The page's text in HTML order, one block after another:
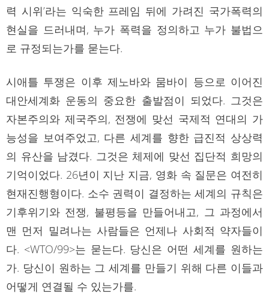
력 시위’라는 익숙한 프레임 뒤에 가려진 국가폭력의
현실을 드러내며, 누가 폭력을 정의하고 누가 불법으
로 규정되는가를 묻는다.
시애틀 투쟁은 이후 제노바와 뭄바이 등으로 이어진
대안세계화 운동의 중요한 출발점이 되었다. 그것은
자본주의와 제국주의, 전쟁에 맞선 국제적 연대의 가
능성을 보여주었고, 다른 세계를 향한 급진적 상상력
의 유산을 남겼다. 그것은 체제에 맞선 집단적 희망의
기억이었다. 26년이 지난 지금, 영화 속 질문은 여전히
현재진행형이다. 소수 권력이 결정하는 세계의 규칙은
기후위기와 전쟁, 불평등을 만들어내고, 그 과정에서
맨 먼저 밀려나는 사람들은 언제나 사회적 약자들이
다. <WTO/99>는 묻는다. 당신은 어떤 세계를 원하는
가. 당신이 원하는 그 세계를 만들기 위해 다른 이들과
어떻게 연결될 수 있는가를.